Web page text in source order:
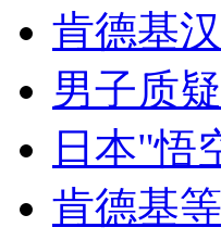
外交部：反对强权政
外交部：有关国家言
肯德基
男子质
日本"悟
肯德基